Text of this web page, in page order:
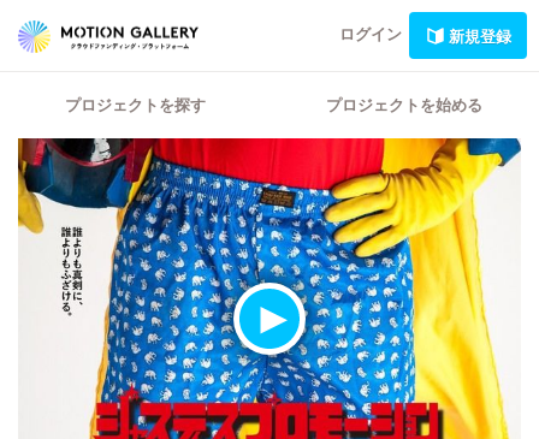
ログイン 新規登録
プロジェクトを探す プロジェクトを始める